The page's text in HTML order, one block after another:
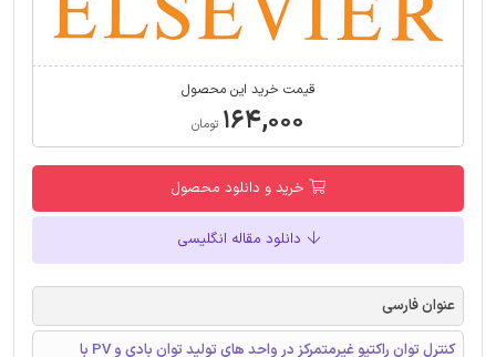
قیمت خرید این محصول
۱۶۴,۰۰۰ تومان
خرید و دانلود محصول
دانلود مقاله انگلیسی
عنوان فارسی
کنترل توان راکتیو غیرمتمرکز در واحد های تولید توان بادی و PV با